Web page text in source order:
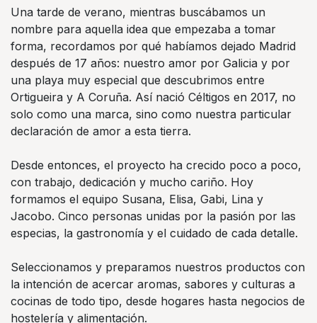
Una tarde de verano, mientras buscábamos un
nombre para aquella idea que empezaba a tomar
forma, recordamos por qué habíamos dejado Madrid
después de 17 años: nuestro amor por Galicia y por
una playa muy especial que descubrimos entre
Ortigueira y A Coruña. Así nació Céltigos en 2017, no
solo como una marca, sino como nuestra particular
declaración de amor a esta tierra.
Desde entonces, el proyecto ha crecido poco a poco,
con trabajo, dedicación y mucho cariño. Hoy
formamos el equipo Susana, Elisa, Gabi, Lina y
Jacobo. Cinco personas unidas por la pasión por las
especias, la gastronomía y el cuidado de cada detalle.
Seleccionamos y preparamos nuestros productos con
la intención de acercar aromas, sabores y culturas a
cocinas de todo tipo, desde hogares hasta negocios de
hostelería y alimentación.